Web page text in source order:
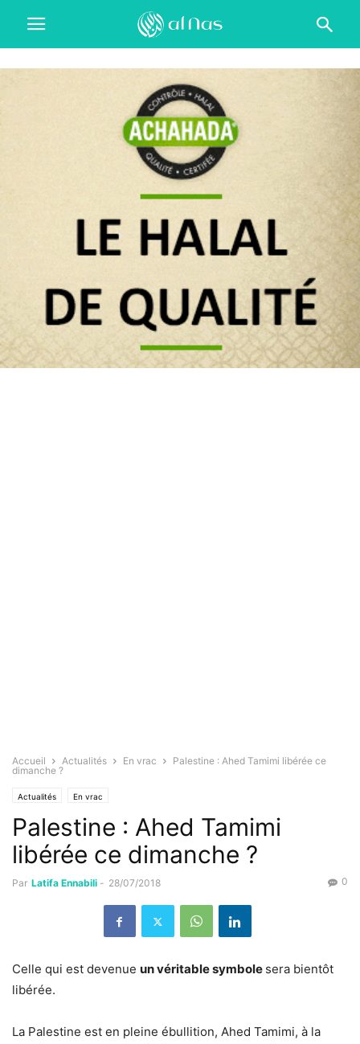
Accueil Actualités En vrac
Palestine : Ahed Tamimi libérée ce
dimanche ?
Actualités En vrac
Palestine : Ahed Tamimi
libérée ce dimanche ?
Par Latifa Ennabili - 28/07/2018 0
Celle qui est devenue un véritable symbole sera bientôt
libérée.
La Palestine est en pleine ébullition, Ahed Tamimi, à la